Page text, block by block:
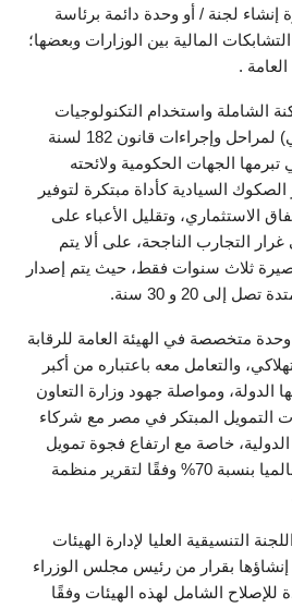
لجنة / أو وحدة دائمة برئاسة
المالية بين الوزارات وبعضها؛
.
الشاملة واستخدام التكنولوجيات
الحديثة (كالذكاء الاصطناعي) لمراحل وإجراءات قانون 182 لسنة
تبرمها الجهات الحكومية ولائحته
الصكوك السيادية كأداة مبتكرة لتوفير
الاستثماري، وتقليل الأعباء على
غرار التجارب الناجحة، على ألا يتم
ثلاث سنوات فقط، حيث يتم إصدار
إلى 20 و 30 سنة.
متخصصة في الهيئة العامة للرقابة
والتعامل معه باعتباره من أكبر
الدولة، ومواصلة جهود وزارة التعاون
التمويل المبتكر في مصر مع شركاء
خاصة مع ارتفاع فجوة تمويل
أهداف التنمية المستدامة عالميا بنسبة 70% وفقًا لتقرير منظمة
التنسيقية العليا لإدارة الهيئات
إنشاؤها بقرار من رئيس مجلس الوزراء
الشامل لهذه الهيئات وفقًا